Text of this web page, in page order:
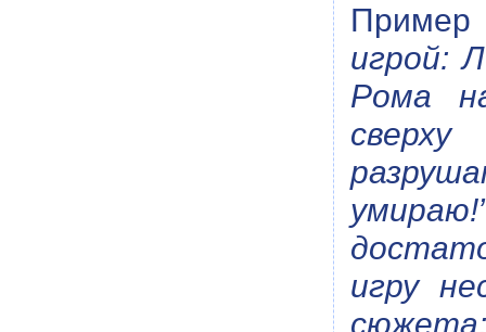
игрой:
Рома
игру